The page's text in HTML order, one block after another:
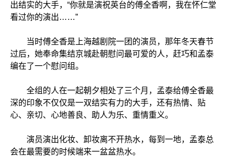
出结实的大手，“你就是演祝英台的傅全香啊，我在怀仁堂
看过你的演出……”
当时傅全香是上海越剧院一团的演员，那年冬天春节
过后，她奉命集结京城赴朝慰问最可爱的人，赶巧和孟泰
编在了一个慰问组。
全组的人在一起朝夕相处了三个月，孟泰给傅全香最
深的印象不仅仅是一双结实有力的大手，还有热情、贴
心、亲切、心地善良、助人为乐、重情重义。
演员演出化妆、卸妆离不开热水，每到一地，孟泰总
会在最需要的时候端来一盆盆热水。